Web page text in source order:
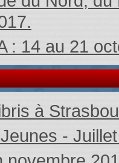
: 14 au 21
à
-